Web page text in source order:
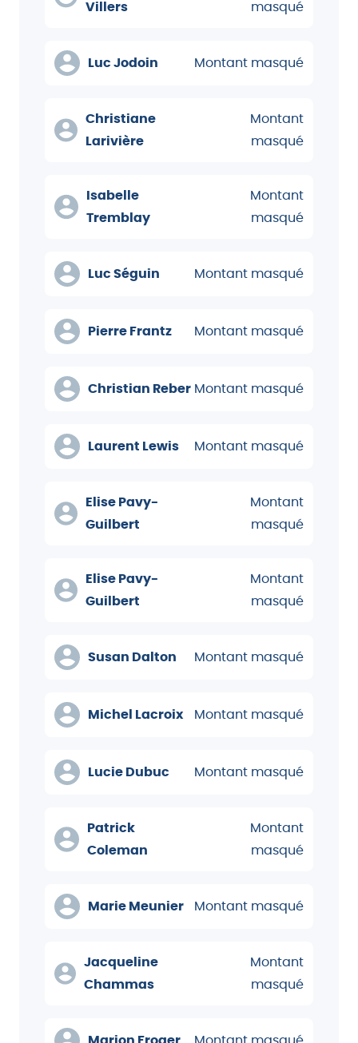
Villers
masqué
Luc Jodoin Montant masqué
Christiane
Larivière
Montant
masqué
Isabelle
Tremblay
Montant
masqué
Luc Séguin Montant masqué
Pierre Frantz Montant masqué
Christian Reber Montant masqué
Laurent Lewis Montant masqué
Elise Pavy-
Guilbert
Montant
masqué
Elise Pavy-
Guilbert
Montant
masqué
Susan Dalton Montant masqué
Michel Lacroix Montant masqué
Lucie Dubuc Montant masqué
Patrick
Coleman
Montant
masqué
Marie Meunier Montant masqué
Jacqueline
Chammas
Montant
masqué